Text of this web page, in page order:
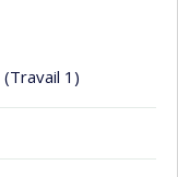
(Travail 1)